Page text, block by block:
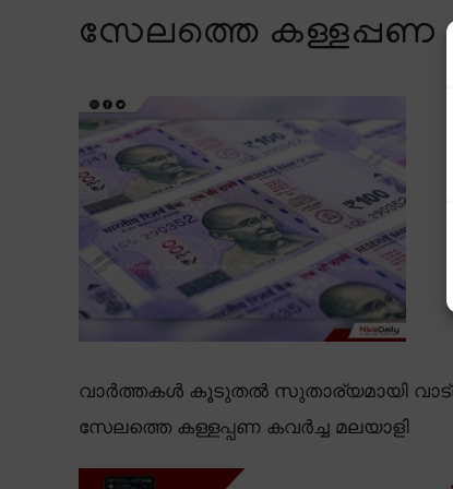
സേലത്തെ കള്ളപ്പണ
വാർത്തകൾ കൂടുതൽ സുതാര്യമായി
സേലത്തെ കള്ളപ്പണ കവർച്ച മലയാളി